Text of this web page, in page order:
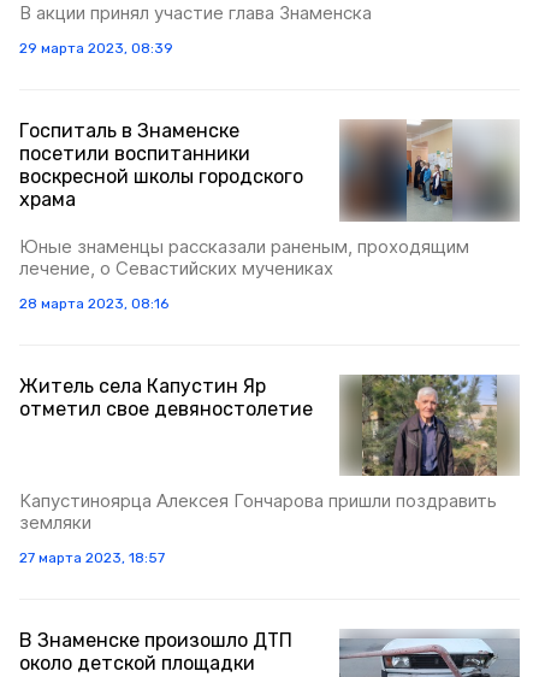
В акции принял участие глава Знаменска
29 марта 2023, 08:39
Госпиталь в Знаменске
посетили воспитанники
воскресной школы городского
храма
Юные знаменцы рассказали раненым, проходящим
лечение, о Севастийских мучениках
28 марта 2023, 08:16
Житель села Капустин Яр
отметил свое девяностолетие
Капустиноярца Алексея Гончарова пришли поздравить
земляки
27 марта 2023, 18:57
В Знаменске произошло ДТП
около детской площадки